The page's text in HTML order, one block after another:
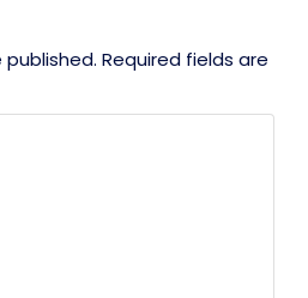
Required fields are